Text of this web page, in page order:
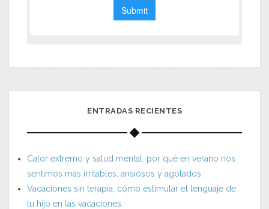
ENTRADAS RECIENTES
Calor extremo y salud mental: por qué en verano nos
sentimos más irritables, ansiosos y agotados
Vacaciones sin terapia: cómo estimular el lenguaje de
tu hijo en las vacaciones